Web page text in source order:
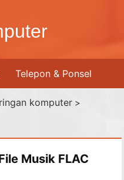
Telepon & Ponsel
Internet
komputer>
Musik FLAC